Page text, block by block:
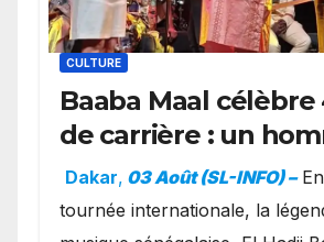
CULTURE
Baaba Maal célèbre
de carrière : un
exceptionnel à Oslo
présence de la
Dakar, 03 Août (SL-INFO) –
tournée internationale, la